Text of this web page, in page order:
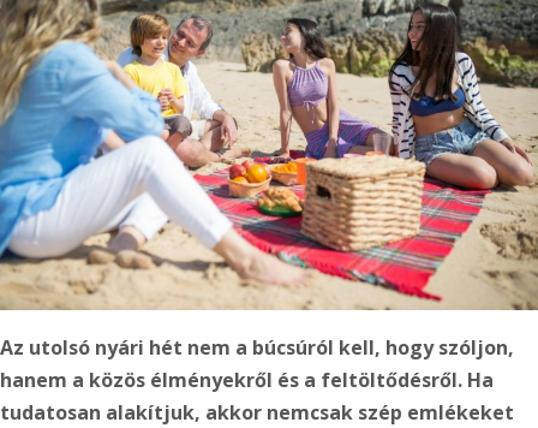
Az utolsó nyári hét nem a búcsúról kell, hogy szóljon,
hanem a közös élményekről és a feltöltődésről. Ha
tudatosan alakítjuk, akkor nemcsak szép emlékeket